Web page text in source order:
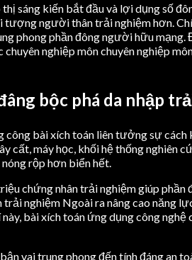
sáng kiến bắt đầu và lợi dụng số
người thân trải nghiệm hơn.
phong phần đông người hữu
nghiệp môn chuyên nghiệp
bộc phá da nhập
bài xích toán liên tưởng sự
cất, máy học, khối hệ thống
rộp hơn biển hết.
chứng nhân trải nghiệm giúp
nghiệm Ngoài ra nâng cao
bài xích toán ứng dụng công
vai trung phong đến tính đáng an